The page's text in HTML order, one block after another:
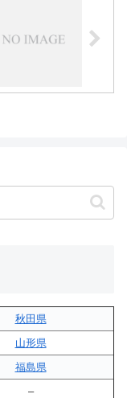
秋田県
山形県
福島県
–